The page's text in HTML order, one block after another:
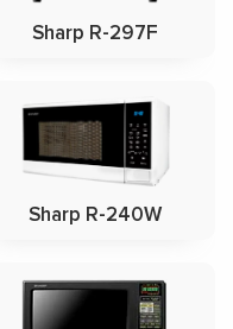
Sharp R-297F
Sharp R-240W